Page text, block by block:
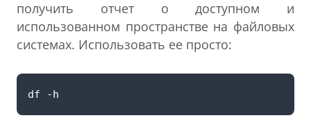
получить отчет о доступном и
использованном пространстве на файловых
системах. Использовать ее просто: